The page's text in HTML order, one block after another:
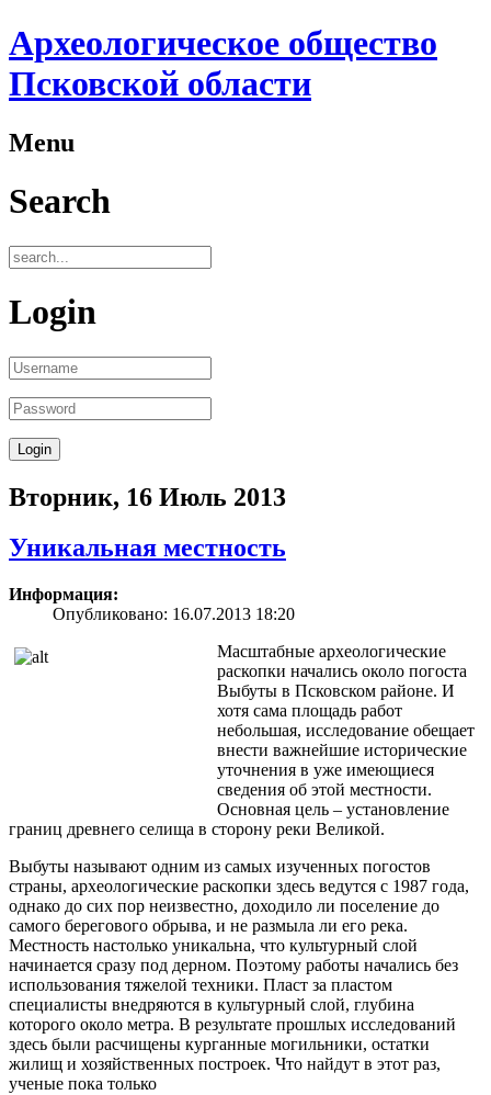
Археологическое общество
Псковской области
Menu
Search
Login
Вторник, 16 Июль 2013
Уникальная местность
Информация:
Опубликовано: 16.07.2013 18:20
Масштабные археологические
раскопки начались около погоста
Выбуты в Псковском районе. И
хотя сама площадь работ
небольшая, исследование обещает
внести важнейшие исторические
уточнения в уже имеющиеся
сведения об этой местности.
Основная цель – установление
границ древнего селища в сторону реки Великой.
Выбуты называют одним из самых изученных погостов
страны, археологические раскопки здесь ведутся с 1987 года,
однако до сих пор неизвестно, доходило ли поселение до
самого берегового обрыва, и не размыла ли его река.
Местность настолько уникальна, что культурный слой
начинается сразу под дерном. Поэтому работы начались без
использования тяжелой техники. Пласт за пластом
специалисты внедряются в культурный слой, глубина
которого около метра. В результате прошлых исследований
здесь были расчищены курганные могильники, остатки
жилищ и хозяйственных построек. Что найдут в этот раз,
ученые пока только